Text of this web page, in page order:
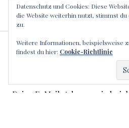
SCHREIBE EINEN
Deine E-Mail-Adresse wird
Datenschutz und Cookies: Diese
die Website weiterhin nutzt, stimmst
zu.
Weitere Informationen, beispielsweise
findest du hier: Cookie-Richtlinie